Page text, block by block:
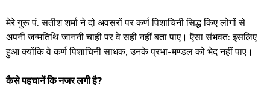
मेरे गुरू पं. सतीश शर्मा ने दो अवसरों पर कर्ण पिशाचिनी सिद्ध किए लोगों से
अपनी जन्मतिथि जाननी चाही पर वे सही नहीं बता पाए। ऎसा संभवत: इसलिए
हुआ क्योंकि वे कर्ण पिशाचिनी साधक, उनके प्रभा-मण्डल को भेद नहीं पाए।
कैसे पहचानें कि नजर लगी है?